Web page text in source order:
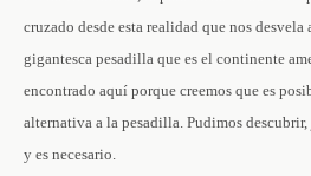
cruzado desde esta realidad que nos desvela
gigantesca pesadilla que es el continente
encontrado aquí porque creemos que es
alternativa a la pesadilla. Pudimos
y es necesario.